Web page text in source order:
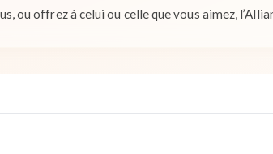
ou offrez à celui ou celle que vous aimez,